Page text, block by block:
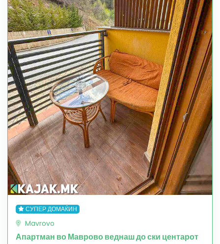
СУПЕР ДОМАЌИН
Mavrovo
Апартман во Маврово веднаш до ски центарот